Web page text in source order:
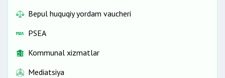
Bepul huquqiy yordam vaucheri
PSEA
Kommunal xizmatlar
Mediatsiya